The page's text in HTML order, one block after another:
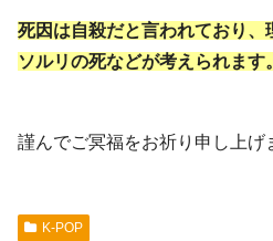
死因は自殺だと言われており、
ソルリの死などが考えられます。
謹んでご冥福をお祈り申し上げ
K-POP